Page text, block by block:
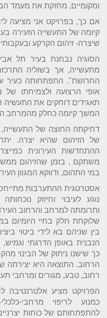
ומקומיים, מחזקת את מעמד
אם כך, בפרויקט אני מציעה
קיומה של התעשייה הזעירה
שיצרה- זיהום הקרקע
הסוגיה נבחנת בעיר תל
מתעשייה, אך בשוליה
החרושת". התפתחותה כעיר
אופי הרצועה ולצמיחתו
תאגידים דוחקים את התעשיה
המשך קיומה כחלק מהמרחב
דחיקתה החוצה של
של הזיהום שהיא יצרה.
ההתחדשות העירונית
משתקם , בזמן שהזיהום
במי התהום, ודווקא המגוון
אסטרטגית ההתערבות
נוגע לעיבוי וחיזוק
ותרומתה למרחב והרחוב
שלוקחת חלק בחיי היומיום
בין שניהם בא לידי ביטוי
הנבנית באופן הדרגתי
כך שישנו ניתוק של הבינוי
הרחוב. התוצאה היא יצירתה
רחוב, טבע, מגורים ומרחבי
הפרויקט מציע אלטרנטיבה
כמנוע לריפוי מרחבי-
להתפתחותם של כוחות